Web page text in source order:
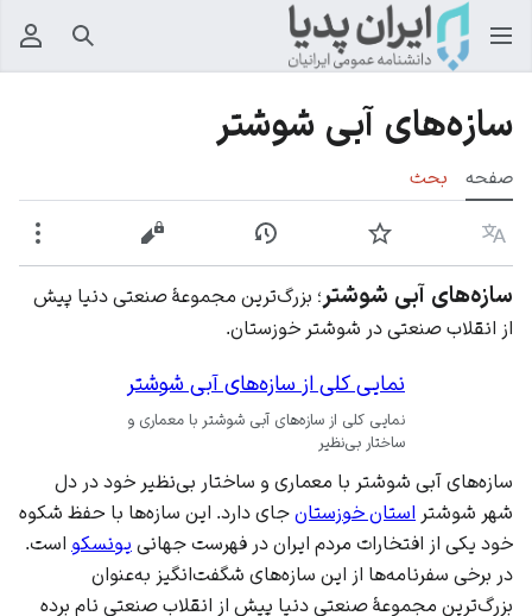
جستجو
سازه‌های آبی شوشتر
صفحه بحث
زبان پیگیری نمایش تاریخچهنمایش مبدأ
سازه‌های آبی شوشتر ؛ بزرگ‌ترین مجموعهٔ صنعتی دنیا پیش
از انقلاب صنعتی در شوشتر خوزستان.
نمایی کلی از سازه‌های آبی شوشتر
نمایی کلی از سازه‌های آبی شوشتر با معماری و
ساختار بی‌نظیر
سازه‌های آبی شوشتر با معماری و ساختار بی‌نظیر خود در دل
شهر شوشتر استان خوزستان جای دارد. این سازه‌ها با حفظ شکوه
خود یکی از افتخارات مردم ایران در فهرست جهانی یونسکو است.
در برخی سفرنامه‌ها از این سازه‌های شگفت‌انگیز به‌عنوان
بزرگ‌ترین مجموعهٔ صنعتی دنیا پیش از انقلاب صنعتی نام برده